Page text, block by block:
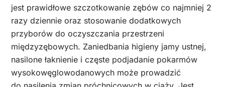
jest prawidłowe szczotkowanie zębów co najmniej 2
razy dziennie oraz stosowanie dodatkowych
przyborów do oczyszczania przestrzeni
międzyzębowych. Zaniedbania higieny jamy ustnej,
nasilone łaknienie i częste podjadanie pokarmów
wysokowęglowodanowych może prowadzić